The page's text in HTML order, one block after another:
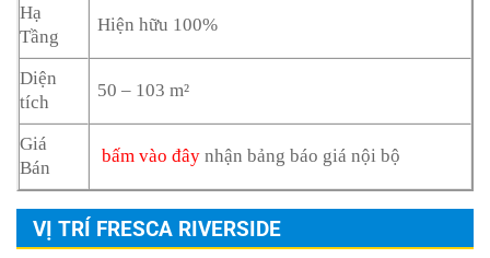
Hạ
Tầng
Hiện hữu 100%
Diện
tích
50 – 103 m²
Giá
Bán
bấm vào đây nhận bảng báo giá nội bộ
VỊ TRÍ FRESCA RIVERSIDE